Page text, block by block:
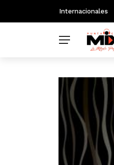
Internacionales